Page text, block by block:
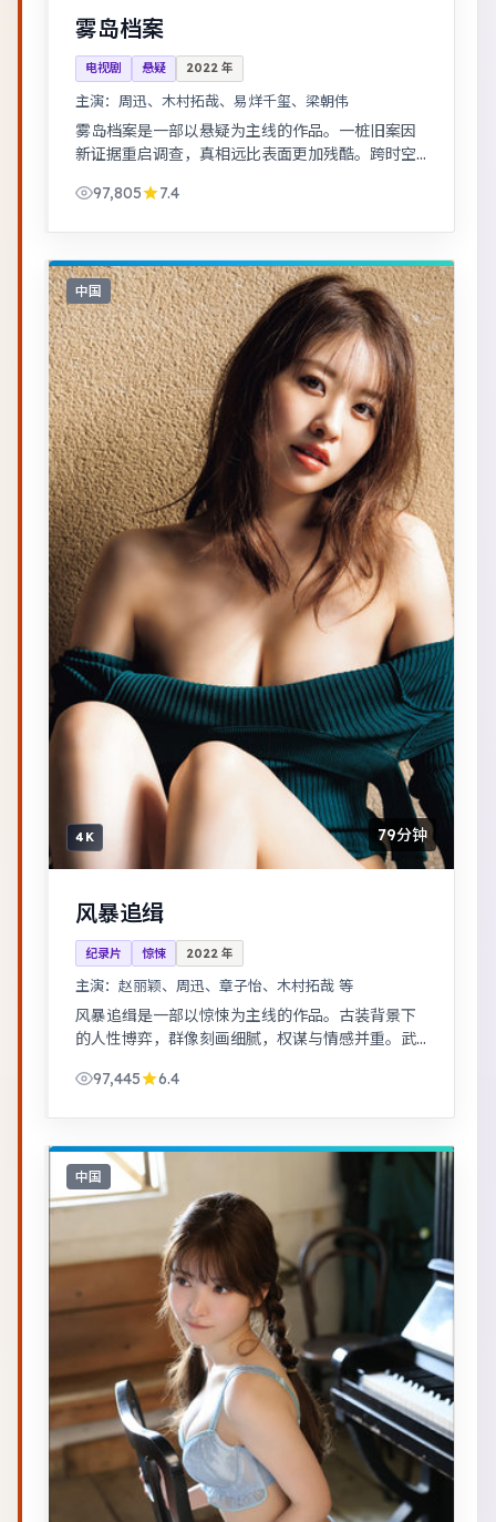
雾岛档案
电视剧 悬疑 2022 年
主演： 周迅、木村拓哉、易烊千玺、梁朝伟
雾岛档案是一部以悬疑为主线的作品。一桩旧案因
新证据重启调查，真相远比表面更加残酷。跨时空
97,805
7.4
中国
4K 79分钟
风暴追缉
纪录片 惊悚 2022 年
主演： 赵丽颖、周迅、章子怡、木村拓哉 等
风暴追缉是一部以惊悚为主线的作品。古装背景下
的人性博弈，群像刻画细腻，权谋与情感并重。武
97,445
6.4
中国